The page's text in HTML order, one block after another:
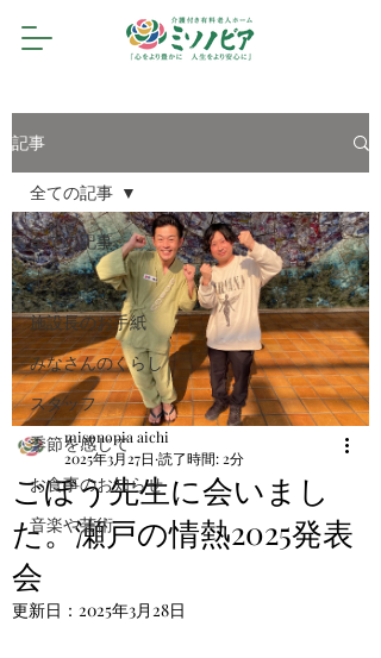
記事
全ての記事
イベント
施設長のお手紙
みなさんのくらし
スタッフ
季節を感じて
お食事のお知らせ
音楽や芸術
全ての記事
ごぼう先生に会いまし
た。瀬戸の情熱2025発表
会
misonopia aichi
2025年3月27日 読了時間: 2分
更新日： 2025年3月28日